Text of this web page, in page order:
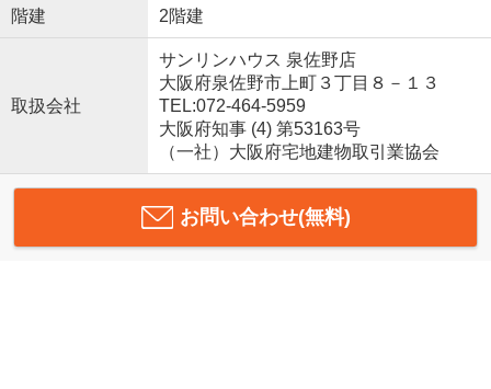
階建 2階建
取扱会社
サンリンハウス 泉佐野店
大阪府泉佐野市上町３丁目８－１３
TEL:072-464-5959
大阪府知事 (4) 第53163号
（一社）大阪府宅地建物取引業協会
お問い合わせ(無料)